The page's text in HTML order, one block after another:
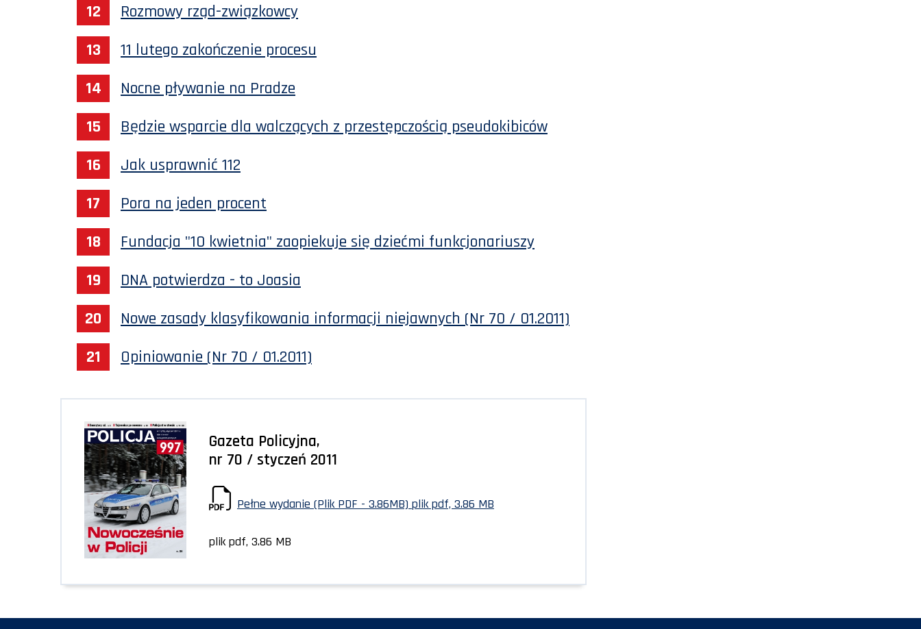
Rozmowy rząd-związkowcy
11 lutego zakończenie procesu
Nocne pływanie na Pradze
Będzie wsparcie dla walczących z przestępczością pseudokibiców
Jak usprawnić 112
Pora na jeden procent
Fundacja "10 kwietnia" zaopiekuje się dziećmi funkcjonariuszy
DNA potwierdza - to Joasia
Nowe zasady klasyfikowania informacji niejawnych (Nr 70 / 01.2011)
Opiniowanie (Nr 70 / 01.2011)
Gazeta Policyjna,
nr 70 / styczeń 2011
Pełne wydanie (Plik PDF - 3.86MB) plik pdf, 3.86 MB
plik pdf, 3.86 MB